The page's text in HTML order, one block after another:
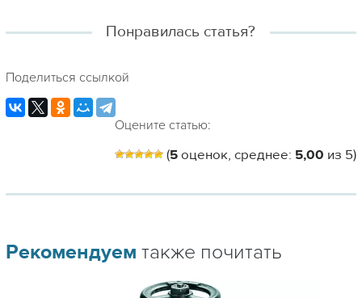
Понравилась статья?
Поделиться ссылкой
Оцените статью:
(5оценок, среднее: 5,00 из 5)
Рекомендуем также почитать